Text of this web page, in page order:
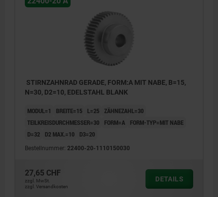
STIRNZAHNRAD GERADE, FORM:A MIT NABE, B=15,
N=30, D2=10, EDELSTAHL BLANK
MODUL=1 BREITE=15 L=25 ZÄHNEZAHL=30
TEILKREISDURCHMESSER=30
FORM=A
FORM-TYP=MIT NABE
D=32
D2 MAX.=10 D3=20
Bestellnummer: 22400-20-1110150030
27,65 CHF
zzgl. MwSt.
zzgl. Versandkosten
DETAILS